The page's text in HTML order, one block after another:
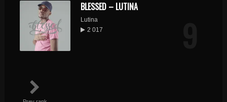
BLESSED – LUTINA
Lutina
2 017